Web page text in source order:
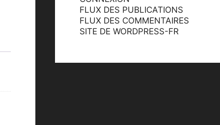
FLUX DES PUBLICATIONS
FLUX DES COMMENTAIRES
SITE DE WORDPRESS-FR